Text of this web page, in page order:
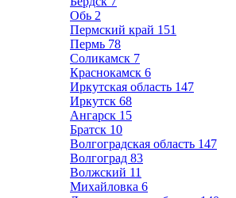
Обь 2
Пермский край 151
Пермь 78
Соликамск 7
Краснокамск 6
Иркутская область 147
Иркутск 68
Ангарск 15
Братск 10
Волгоградская область 147
Волгоград 83
Волжский 11
Михайловка 6